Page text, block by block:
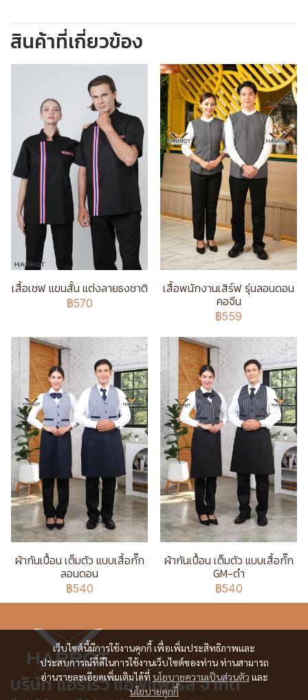
สินค้าที่เกี่ยวข้อง
เสื้อเชฟ แขนสั้น แต่งลายธงชาติ
฿570
เสื้อพนักงานเสิร์ฟ รุ่นลอนดอน
คอจีน
฿559
ผ้ากันเปื้อน เต็มตัว แบบเสื้อกั๊ก
ลอนดอน
฿540
ผ้ากันเปื้อน เต็มตัว แบบเสื้อกั๊ก
GM-ดำ
฿540
เว็บไซต์นี้มีการใช้งานคุกกี้ เพื่อเพิ่มประสิทธิภาพและ
ประสบการณ์ที่ดีในการใช้งานเว็บไซต์ของท่าน ท่านสามารถ
อ่านรายละเอียดเพิ่มเติมได้ที่ นโยบายความเป็นส่วนตัว และ
นโยบายคุกกี้
บริษัท แอร์โรว์ แอพแพเรล จำกัด